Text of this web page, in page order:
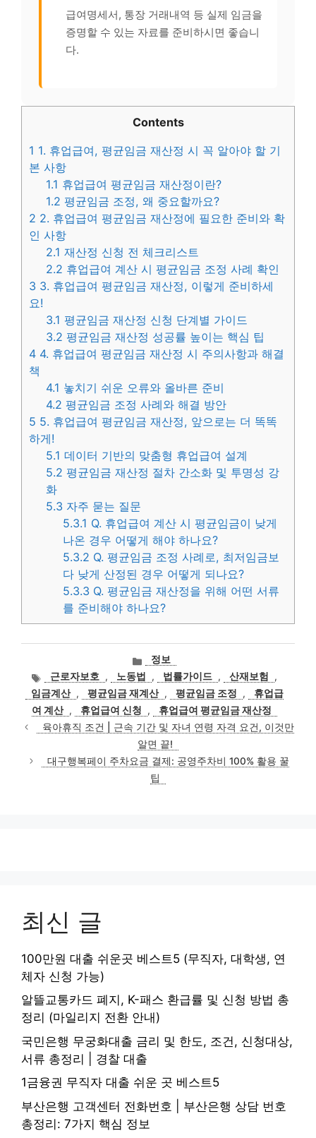
급여명세서, 통장 거래내역 등 실제 임금을
증명할 수 있는 자료를 준비하시면 좋습니
다.
Contents
1 1. 휴업급여, 평균임금 재산정 시 꼭 알아야 할 기
본 사항
1.1 휴업급여 평균임금 재산정이란?
1.2 평균임금 조정, 왜 중요할까요?
2 2. 휴업급여 평균임금 재산정에 필요한 준비와 확
인 사항
2.1 재산정 신청 전 체크리스트
2.2 휴업급여 계산 시 평균임금 조정 사례 확인
3 3. 휴업급여 평균임금 재산정, 이렇게 준비하세
요!
3.1 평균임금 재산정 신청 단계별 가이드
3.2 평균임금 재산정 성공률 높이는 핵심 팁
4 4. 휴업급여 평균임금 재산정 시 주의사항과 해결
책
4.1 놓치기 쉬운 오류와 올바른 준비
4.2 평균임금 조정 사례와 해결 방안
5 5. 휴업급여 평균임금 재산정, 앞으로는 더 똑똑
하게!
5.1 데이터 기반의 맞춤형 휴업급여 설계
5.2 평균임금 재산정 절차 간소화 및 투명성 강
화
5.3 자주 묻는 질문
5.3.1 Q. 휴업급여 계산 시 평균임금이 낮게
나온 경우 어떻게 해야 하나요?
5.3.2 Q. 평균임금 조정 사례로, 최저임금보
다 낮게 산정된 경우 어떻게 되나요?
5.3.3 Q. 평균임금 재산정을 위해 어떤 서류
를 준비해야 하나요?
카
테
고
리
정보
태
그
근로자보호 , 노동법 , 법률가이드 , 산재보험
,
임금계산 , 평균임금 재계산 , 평균임금 조정 ,
휴업급
여 계산 , 휴업급여 신청 ,
휴업급여 평균임금 재산정
육아휴직 조건 | 근속 기간 및 자녀 연령 자격 요건, 이것만
알면 끝!
대구행복페이 주차요금 결제: 공영주차비 100% 활용 꿀
팁
최신 글
100만원 대출 쉬운곳 베스트5 (무직자, 대학생, 연
체자 신청 가능)
알뜰교통카드 폐지, K-패스 환급률 및 신청 방법 총
정리 (마일리지 전환 안내)
국민은행 무궁화대출 금리 및 한도, 조건, 신청대상,
서류 총정리 | 경찰 대출
1금융권 무직자 대출 쉬운 곳 베스트5
부산은행 고객센터 전화번호 | 부산은행 상담 번호
총정리: 7가지 핵심 정보